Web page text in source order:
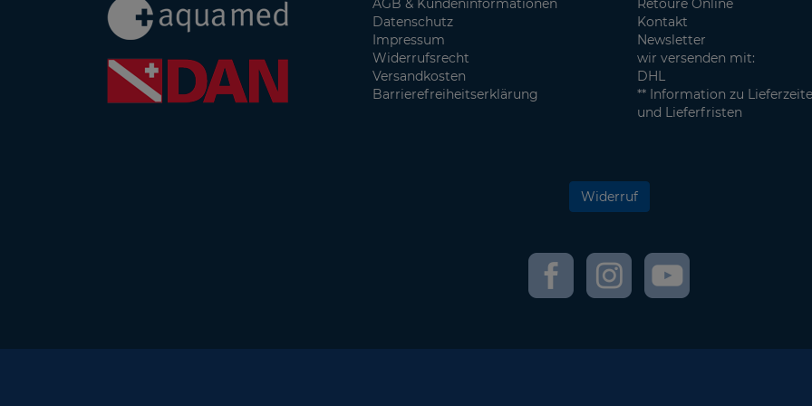
AGB & Kundeninformationen
Datenschutz
Impressum
Widerrufsrecht
Versandkosten
Barrierefreiheitserklärung
Retoure Online
Kontakt
Newsletter
wir versenden mit:
DHL
** Information zu
und Lieferfristen
Widerruf